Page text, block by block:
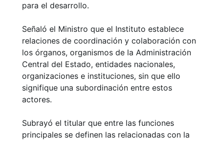
para el desarrollo.
Señaló el Ministro que el Instituto establece
relaciones de coordinación y colaboración con
los órganos, organismos de la Administración
Central del Estado, entidades nacionales,
organizaciones e instituciones, sin que ello
signifique una subordinación entre estos
actores.
Subrayó el titular que entre las funciones
principales se definen las relacionadas con la